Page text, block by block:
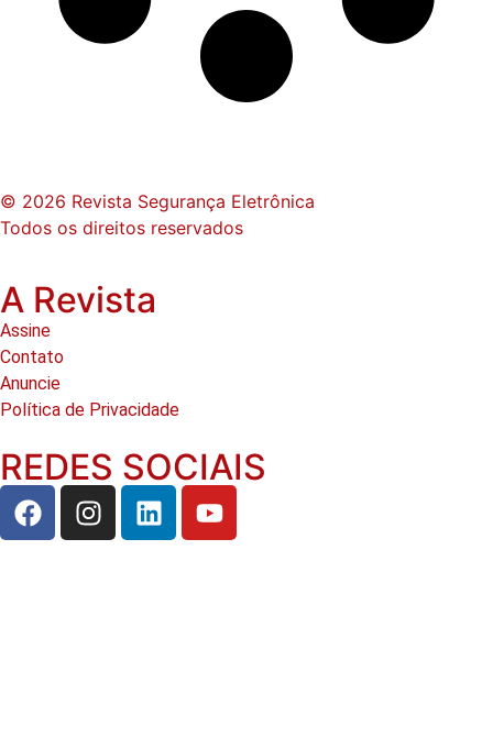
© 2026 Revista Segurança Eletrônica
Todos os direitos reservados
A Revista
Assine
Contato
Anuncie
Política de Privacidade
REDES SOCIAIS